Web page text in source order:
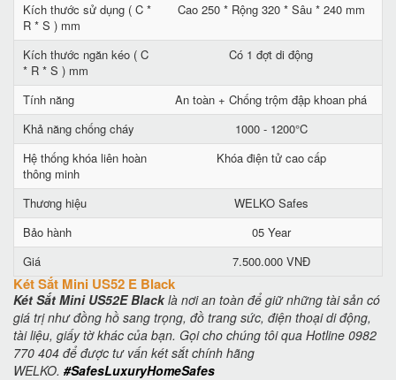
Kích thước sử dụng ( C *
R * S ) mm
Cao 250 * Rộng 320 * Sâu * 240 mm
Kích thước ngăn kéo ( C
* R * S ) mm
Có 1 đợt di động
Tính năng
An toàn + Chống trộm đập khoan phá
Khả năng chống cháy
1000 - 1200°C
Hệ thống khóa liên hoàn
thông minh
Khóa điện tử cao cấp
Thương hiệu
WELKO Safes
Bảo hành
05 Year
Giá
7.500.000 VNĐ
Két Sắt Mini US52 E Black
Két Sắt Mini US52E Blacklà nơi an toàn để giữ những tài sản có
giá trị như đồng hồ sang trọng, đồ trang sức, điện thoại di động,
tài liệu, giấy tờ khác của bạn. Gọi cho chúng tôi qua Hotline 0982
770 404 để được tư vấn két sắt chính hãng
WELKO. #SafesLuxuryHomeSafes